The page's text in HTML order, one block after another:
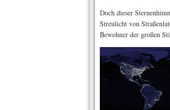
Doch dieser
Streulicht von
Bewohner der großen